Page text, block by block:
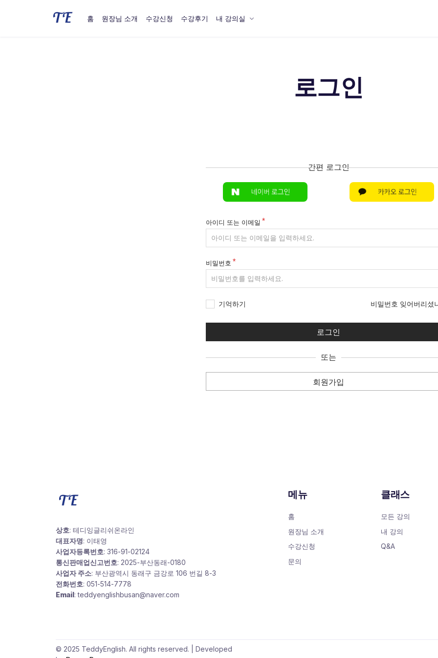
홈 원장님 소개 수강신청 수강후기 내 강의실
로그인
간편 로그인
아이디 또는 이메일
비밀번호
기억하기 비밀번호 잊어버리셨
또는
회원가입
상호: 테디잉글리쉬온라인
대표자명: 이태영
사업자등록번호: 316-91-02124
통신판매업신고번호: 2025-부산동래-0180
사업자 주소: 부산광역시 동래구 금강로 106 번길 8-3
전화번호: 051-514-7778
Email: teddyenglishbusan@naver.com
메뉴
홈
원장님 소개
수강신청
문의
클래스
모든 강의
내 강의
Q&A
© 2025 TeddyEnglish. All rights reserved. | Developed